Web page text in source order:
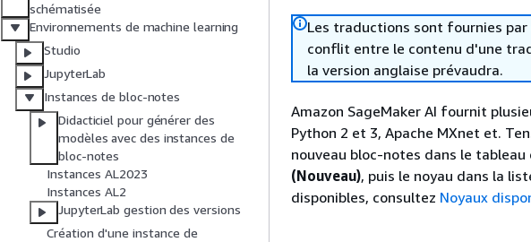
schématisée
Environnements de machine learning
Studio
JupyterLab
Instances de bloc-notes
Didacticiel pour générer des
modèles avec des instances de
bloc-notes
Instances AL2023
Instances AL2
JupyterLab gestion des versions
Création d'une instance de
Les traductions sont fournies
conflit entre le contenu d'une
la version anglaise prévaudra.
Amazon SageMaker AI fournit
Python 2 et 3, Apache MXnet et.
nouveau bloc-notes dans le
(Nouveau), puis le noyau dans la
disponibles, consultez Noyaux